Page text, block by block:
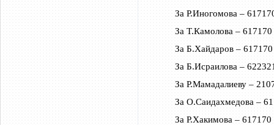
За Р.Иногомова –
За Т.Камолова –
За Б.Хайдаров –
За Б.Исраилова –
За Р.Мамадалиеву –
За О.Саидахмедова –
За Р.Хакимова – 617170